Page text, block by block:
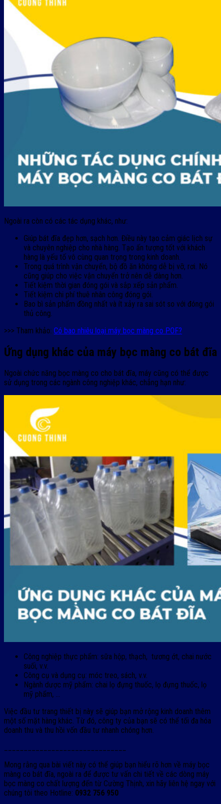
Ngoài ra còn có các tác dụng khác, như:
Giúp bát đĩa đẹp hơn, sạch hơn. Điều này tạo cảm giác lịch sự
và chuyên nghiệp cho nhà hàng. Tạo ấn tượng tốt với khách
hàng là yếu tố vô cùng quan trọng trong kinh doanh.
Trong quá trình vận chuyển, bộ đồ ăn không dễ bị vỡ, rơi. Nó
cũng giúp cho việc vận chuyển trở nên dễ dàng hơn.
Tiết kiệm thời gian đóng gói và sắp xếp sản phẩm.
Tiết kiệm chi phí thuê nhân công đóng gói.
Bao bì sản phẩm đồng nhất và ít xảy ra sai sót so với đóng gói
thủ công.
>>> Tham khảo: Có bao nhiêu loại máy bọc màng co POF?
Ứng dụng khác của máy bọc màng co bát đĩa
Ngoài chức năng bọc màng co cho bát đĩa, máy cũng có thể được
sử dụng trong các ngành công nghiệp khác, chẳng hạn như:
Công nghiệp thực phẩm: sữa hộp, thạch, tương ớt, chai nước
suối, v.v.
Công cụ và dụng cụ: móc treo, sách, v.v.
Ngành dược mỹ phẩm: chai lọ đựng thuốc, lọ đựng thuốc, lọ
mỹ phẩm, …
Việc đầu tư trang thiết bị này sẽ giúp bạn mở rộng kinh doanh thêm
một số mặt hàng khác. Từ đó, công ty của bạn sẽ có thể tối đa hóa
doanh thu và thu hồi vốn đầu tư nhanh chóng hơn.
Mong rằng qua bài viết này có thể giúp bạn hiểu rõ hơn về máy bọc
màng co bát đĩa, ngoài ra để được tư vấn chi tiết về các dòng máy
bọc màng co chất lượng đến từ Cường Thịnh, xin hãy liên hệ ngay với
chúng tôi theo Hotline: 0932 756 950